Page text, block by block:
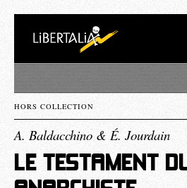
HORS COLLECTION
A. Baldacchino & É. Jourdain
LE TESTAMENT